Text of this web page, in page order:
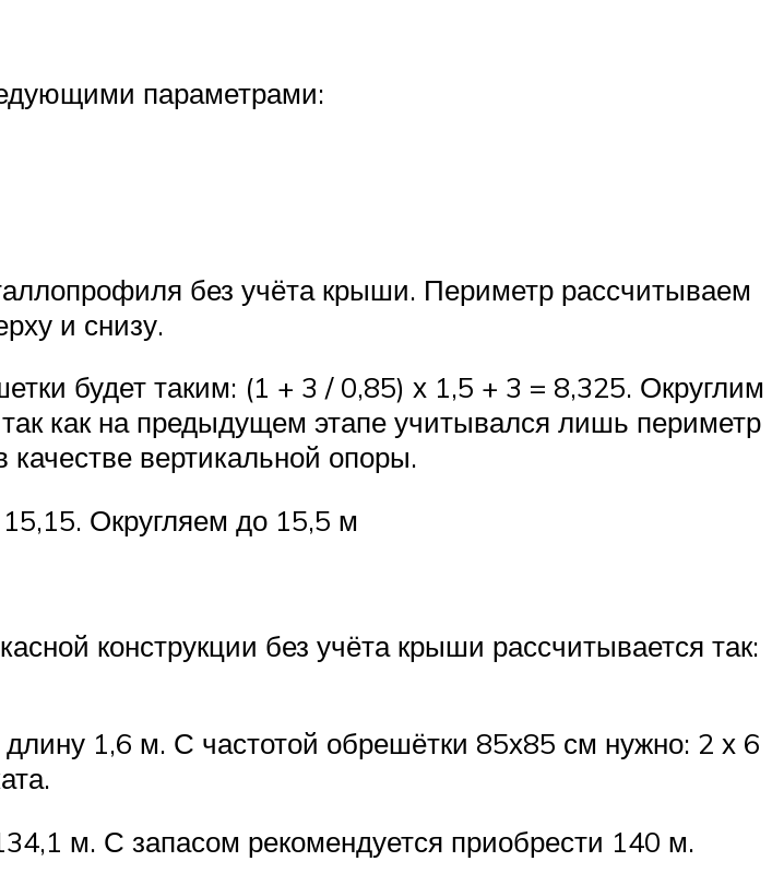
параметрами:
без учёта крыши. Периметр рассчитываем
и снизу.
будет таким: (1 + 3 / 0,85) х 1,5 + 3 = 8,325. Округлим
как на предыдущем этапе учитывался лишь периметр
качестве вертикальной опоры.
Округляем до 15,5 м
конструкции без учёта крыши рассчитывается так:
1,6 м. С частотой обрешётки 85х85 см нужно: 2 х 6
м. С запасом рекомендуется приобрести 140 м.